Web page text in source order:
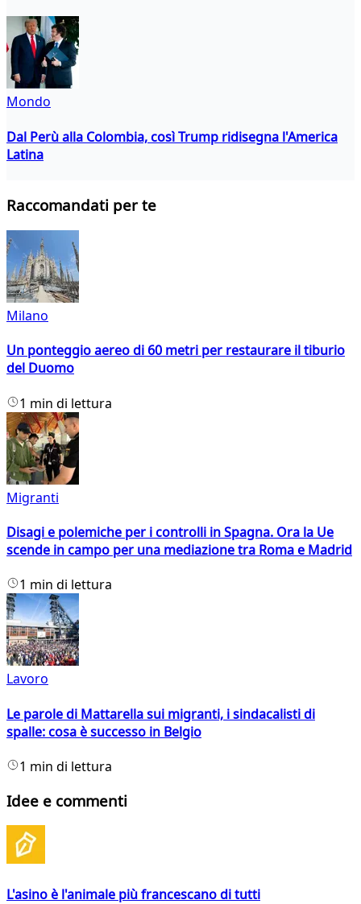
Mondo
Dal Perù alla Colombia, così Trump ridisegna l'America
Latina
Raccomandati per te
Milano
Un ponteggio aereo di 60 metri per restaurare il tiburio
del Duomo
1 min di lettura
Migranti
Disagi e polemiche per i controlli in Spagna. Ora la Ue
scende in campo per una mediazione tra Roma e Madrid
1 min di lettura
Lavoro
Le parole di Mattarella sui migranti, i sindacalisti di
spalle: cosa è successo in Belgio
1 min di lettura
Idee e commenti
L'asino è l'animale più francescano di tutti